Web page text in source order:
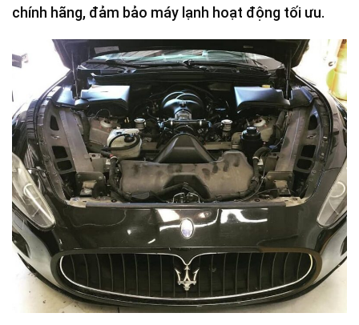
chính hãng, đảm bảo máy lạnh hoạt động tối ưu.